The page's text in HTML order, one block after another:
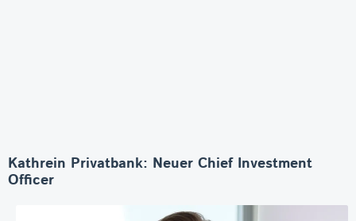
Kathrein Privatbank: Neuer Chief Investment
Officer